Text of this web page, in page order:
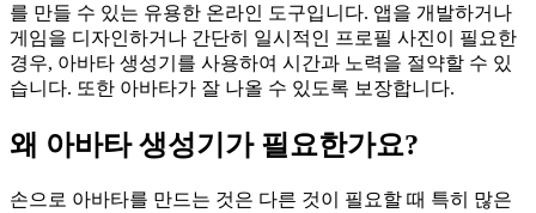
를 만들 수 있는 유용한 온라인 도구입니다. 앱을 개발하거나
게임을 디자인하거나 간단히 일시적인 프로필 사진이 필요한
경우, 아바타 생성기를 사용하여 시간과 노력을 절약할 수 있
습니다. 또한 아바타가 잘 나올 수 있도록 보장합니다.
왜 아바타 생성기가 필요한가요?
손으로 아바타를 만드는 것은 다른 것이 필요할 때 특히 많은